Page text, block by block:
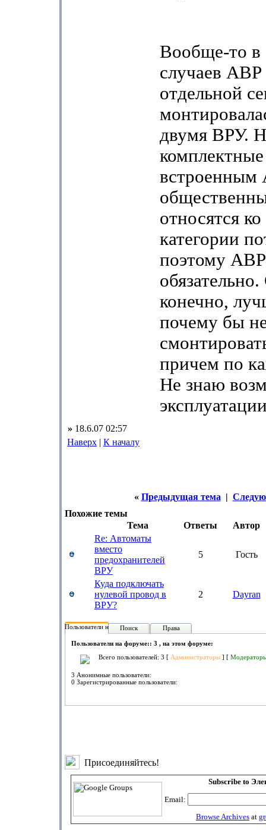
Вообще-то в
случаев АВР
отдельной
двумя ВРУ.
относятся
категории
поэтому
конечно,
почему бы
причем по
Не знаю
» 18.6.07 02:57
Наверх | К началу
« Предыдущая тема |
Похожие темы
Тема
Ответы
Автор
Re: Автоматы
вместо
предохранителей
ВРУ
5 Гость
Куда подключать
нулевой провод в
ВРУ?
2 Dayran
Пользователи на форуме:
Поиск Права
Пользователи на форуме:: 3 , на этом форуме:
Всего пользователей: 3 [ Администраторы ] [
3 Анонимные пользователи:
0 Зарегистрированные пользователи:
Присоединяйтесь!
Subscribe to
Email:
Browse Archives at